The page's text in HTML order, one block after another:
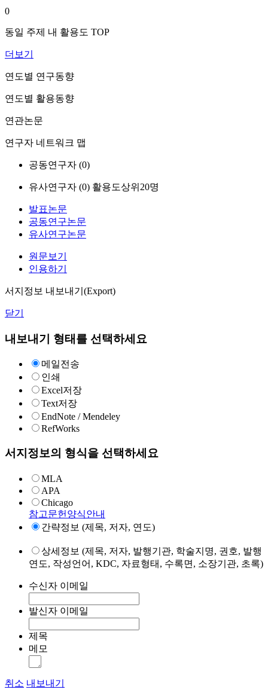
0
동일 주제 내 활용도 TOP
더보기
연도별 연구동향
연도별 활용동향
연관논문
연구자 네트워크 맵
공동연구자 (0)
유사연구자 (0) 활용도상위20명
발표논문
공동연구논문
유사연구논문
원문보기
인용하기
서지정보 내보내기(Export)
닫기
내보내기 형태를 선택하세요
메일전송
인쇄
Excel저장
Text저장
EndNote / Mendeley
RefWorks
서지정보의 형식을 선택하세요
MLA
APA
Chicago
참고문헌양식안내
간략정보 (제목, 저자, 연도)
상세정보 (제목, 저자, 발행기관, 학술지명, 권호, 발행
연도, 작성언어, KDC, 자료형태, 수록면, 소장기관, 초록)
수신자 이메일
발신자 이메일
제목
메모
취소 내보내기